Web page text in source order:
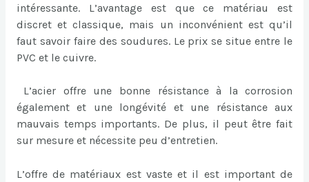
intéressante. L’avantage est que ce matériau est
discret et classique, mais un inconvénient est qu’il
faut savoir faire des soudures. Le prix se situe entre le
PVC et le cuivre.
L’acier offre une bonne résistance à la corrosion
également et une longévité et une résistance aux
mauvais temps importants. De plus, il peut être fait
sur mesure et nécessite peu d’entretien.
L’offre de matériaux est vaste et il est important de